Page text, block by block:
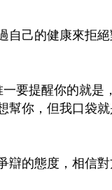
自己的健康來拒
要提醒你的就是
幫你，但我口袋
辯的態度，相信